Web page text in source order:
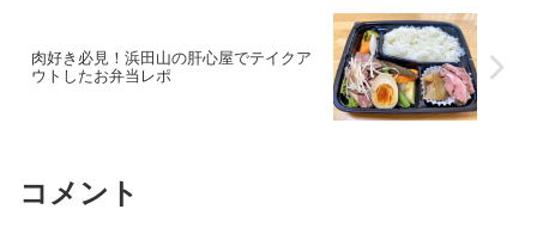
肉好き必見！浜田山の肝心屋でテイクア
ウトしたお弁当レポ
コメント